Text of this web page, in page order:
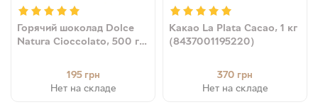
Горячий шоколад Dolce
Natura Cioccolato, 500 г
195 грн
Нет на складе
Какао La Plata Cacao, 1 кг
(8437001195220)
370 грн
Нет на складе